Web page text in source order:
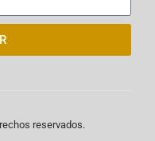
reservados.